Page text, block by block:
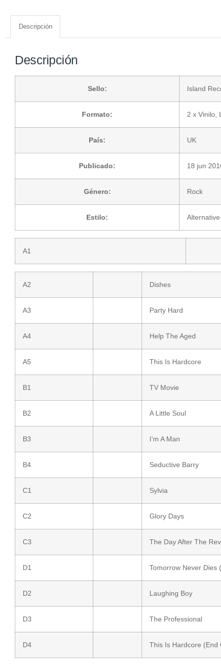
Descripción
Descripción
Sello: Island
Formato: 2 x Vinilo,
País: UK
Publicado: 18 jun
Género: Rock
Estilo:
A1
A2 Dishes
A3 Party Hard
A4 Help The Aged
A5 This Is Hardcore
B1 TV Movie
B2 A Little Soul
B3 I’m A Man
B4 Seductive Barry
C1 Sylvia
C2 Glory Days
C3 The Day After The
D1 Tomorrow Never Dies
D2 Laughing Boy
D3 The Professional
D4 This Is Hardcore (End